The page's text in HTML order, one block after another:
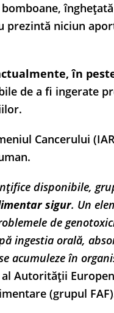
prezintă niciun
în
de a fi ingerate
Cancerului
disponibile,
sigur. Un
de
ingestia orală,
acumuleze în
Autorității
(grupul